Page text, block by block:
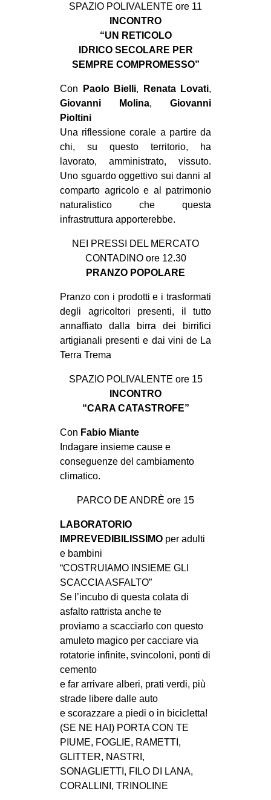
SPAZIO POLIVALENTE ore 11
INCONTRO
“UN RETICOLO
IDRICO SECOLARE PER
SEMPRE COMPROMESSO”
Con Paolo Bielli, Renata Lovati,
Giovanni Molina, Giovanni
Pioltini
Una riflessione corale a partire da
chi, su questo territorio, ha
lavorato, amministrato, vissuto.
Uno sguardo oggettivo sui danni al
comparto agricolo e al patrimonio
naturalistico che questa
infrastruttura apporterebbe.
NEI PRESSI DEL MERCATO
CONTADINO ore 12.30
PRANZO POPOLARE
Pranzo con i prodotti e i trasformati
degli agricoltori presenti, il tutto
annaffiato dalla birra dei birrifici
artigianali presenti e dai vini de La
Terra Trema
SPAZIO POLIVALENTE ore 15
INCONTRO
“CARA CATASTROFE”
Con Fabio Miante
Indagare insieme cause e
conseguenze del cambiamento
climatico.
PARCO DE ANDRÈ ore 15
LABORATORIO
IMPREVEDIBILISSIMO per adulti
e bambini
“COSTRUIAMO INSIEME GLI
SCACCIA ASFALTO”
Se l’incubo di questa colata di
asfalto rattrista anche te
proviamo a scacciarlo con questo
amuleto magico per cacciare via
rotatorie infinite, svincoloni, ponti di
cemento
e far arrivare alberi, prati verdi, più
strade libere dalle auto
e scorazzare a piedi o in bicicletta!
(SE NE HAI) PORTA CON TE
PIUME, FOGLIE, RAMETTI,
GLITTER, NASTRI,
SONAGLIETTI, FILO DI LANA,
CORALLINI, TRINOLINE